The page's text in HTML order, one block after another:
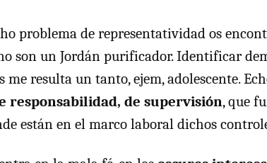
problema de representatividad os
son un Jordán purificador. Identificar
resulta un tanto, ejem, adolescente.
responsabilidad, de supervisión, que
están en el marco laboral dichos